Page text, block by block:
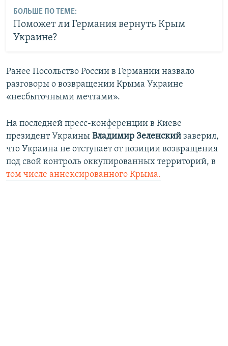
БОЛЬШЕ ПО ТЕМЕ:
Поможет ли Германия вернуть Крым
Украине?
Ранее Посольство России в Германии назвало
разговоры о возвращении Крыма Украине
«несбыточными мечтами».
На последней пресс-конференции в Киеве
президент Украины Владимир Зеленский заверил,
что Украина не отступает от позиции возвращения
под свой контроль оккупированных территорий, в
том числе аннексированного Крыма.